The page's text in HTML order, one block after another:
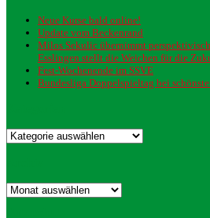
Neue Kurse bald online!
Update vom Beckenrand
Milos Sekulic übernimmt
Esslingen stellt die Weichen für die
Fest-Wochenende im SSVE
Bundesliga Doppelspieltag bei
Kategorien
Archiv